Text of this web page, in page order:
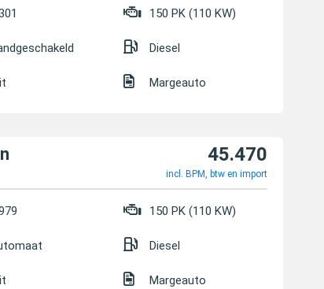
150 PK (110 KW)
Diesel
Margeauto
45.470
incl. BPM, btw en import
150 PK (110 KW)
Diesel
Margeauto